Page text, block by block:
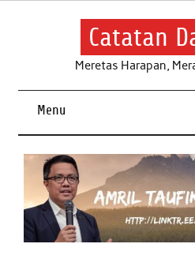
Skip
Catatan
Meretas Harapan,
Menu